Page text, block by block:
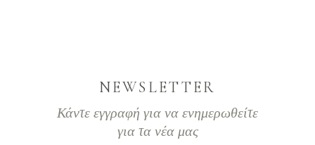
NEWSLETTER
Κάντε εγγραφή για να ενημερωθείτε
για τα νέα μας